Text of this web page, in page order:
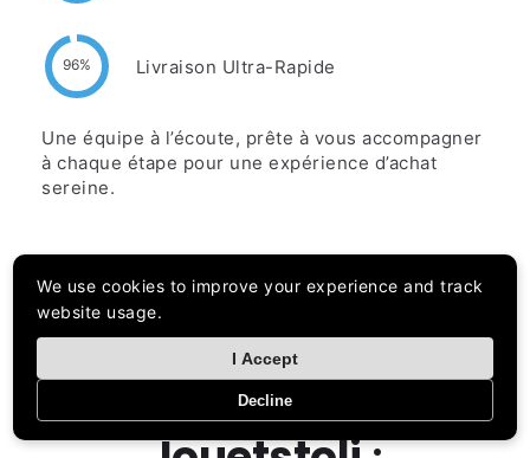
96% Livraison Ultra-Rapide
Une équipe à l’écoute, prête à vous accompagner
à chaque étape pour une expérience d’achat
sereine.
6 Raisonsd'adopter
We use cookies to improve your experience and track
website usage.
I Accept
Decline